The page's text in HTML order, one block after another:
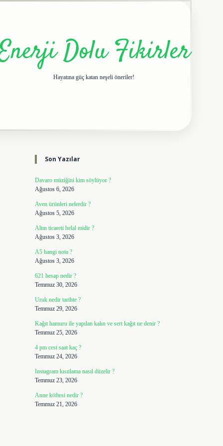
Dolu Fikirler
Hayatına güç katan neşeli öneriler!
Sidebar
Son Yazılar
Davaro müziğini kim söylüyor ?
Ağustos 6, 2026
Aven ürünleri nelerdir ?
Ağustos 5, 2026
Altın ticareti helal midir ?
Ağustos 3, 2026
A5 hangi nota ?
Ağustos 3, 2026
621 hesap nedir ?
Temmuz 30, 2026
Uruk nedir tarihte ?
Temmuz 29, 2026
Kağıt hamuru ile yapılan kalın ve sert kağıt ne denir ?
Temmuz 25, 2026
4 pm cest saat kaç ?
Temmuz 24, 2026
Instagram kısıtlama nasıl düzelir ?
Temmuz 23, 2026
Anne köftesi nedir ?
Temmuz 21, 2026